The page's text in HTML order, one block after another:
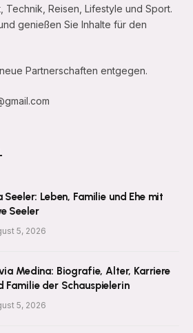
Technik, Reisen, Lifestyle und Sport.
genießen Sie Inhalte für den
Partnerschaften entgegen.
Seeler: Leben, Familie und Ehe mit
Seeler
5, 2026
Medina: Biografie, Alter, Karriere
Familie der Schauspielerin
5, 2026